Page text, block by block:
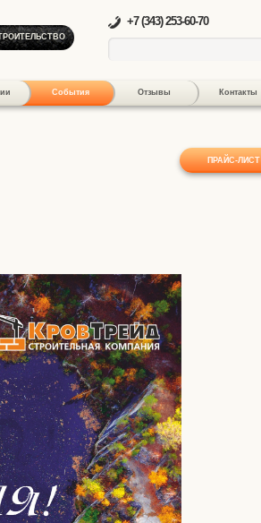
+7 (343) 253-60-70
События Отзывы Контакты
ПРАЙС-ЛИСТ